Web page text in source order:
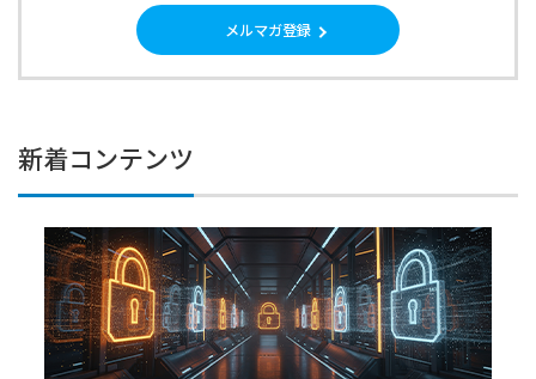
メルマガ登録
新着コンテンツ